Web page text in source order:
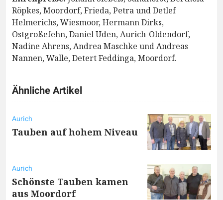
Röpkes, Moordorf, Frieda, Petra und Detlef
Helmerichs, Wiesmoor, Hermann Dirks,
Ostgroßefehn, Daniel Uden, Aurich-Oldendorf,
Nadine Ahrens, Andrea Maschke und Andreas
Nannen, Walle, Detert Feddinga, Moordorf.
Ähnliche Artikel
Aurich
Tauben auf hohem Niveau
Aurich
Schönste Tauben kamen
aus Moordorf